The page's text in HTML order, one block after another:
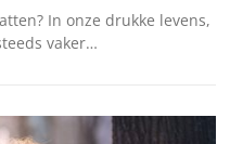
In onze drukke levens,
vaker…